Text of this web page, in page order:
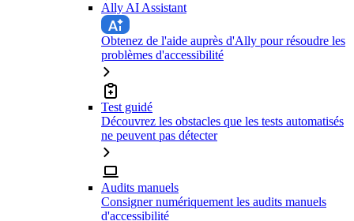
Ally AI Assistant
Obtenez de l'aide auprès d'Ally pour résoudre les
problèmes d'accessibilité
Test guidé
Découvrez les obstacles que les tests automatisés
ne peuvent pas détecter
Audits manuels
Consigner numériquement les audits manuels
d'accessibilité